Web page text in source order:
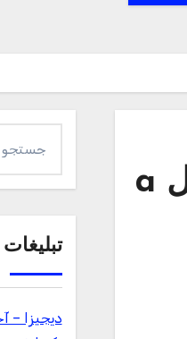
قیمت و خرید اسپری ضد شپش و کنه سگ و گربه مدل a
برای:
دیجیزا –